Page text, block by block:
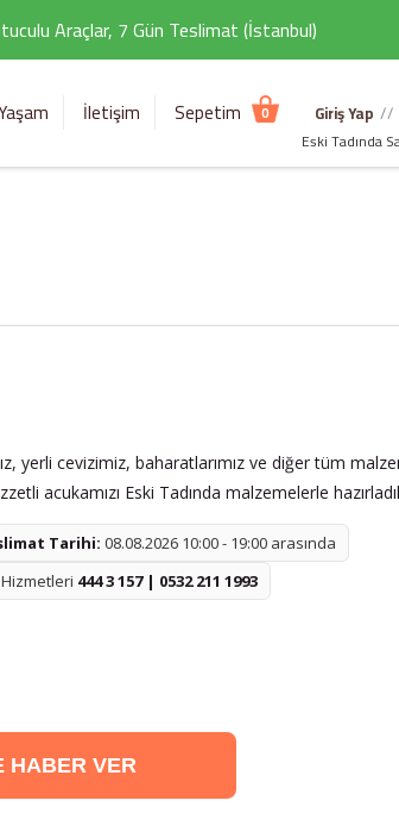
Araçlar, 7 Gün Teslimat (İstanbul)
İletişim Sepetim 0 Giriş Yap //
Eski Tadında
yerli cevizimiz, baharatlarımız ve diğer tüm
acukamızı Eski Tadında malzemelerle
Tarihi: 08.08.2026 10:00 - 19:00 arasında
444 3 157 | 0532 211 1993
HABER VER